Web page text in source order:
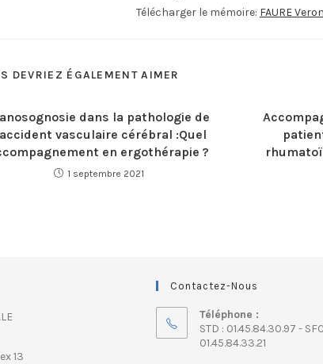
Télécharger le mémoire: FAURE
DEVRIEZ ÉGALEMENT AIMER
dans la pathologie de
vasculaire cérébral :Quel
en ergothérapie ?
1 septembre 2021
13
Contactez-Nous
Téléphone :
STD : 01.45.84.30.97 -
01.45.84.33.21